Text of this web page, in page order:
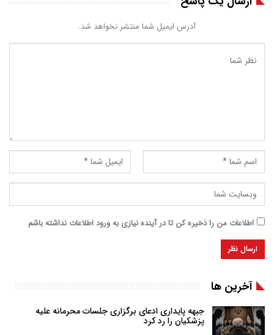
آدرس ایمیل شما منتشر نخواهد شد.
اطلاعات من را ذخیره کن تا در آینده نیازی به ورود اطلاعات نداشته باشم
آخرین ها
جبهه پایداری ادعای برگزاری جلسات محرمانه علیه
پزشکیان را رد کرد